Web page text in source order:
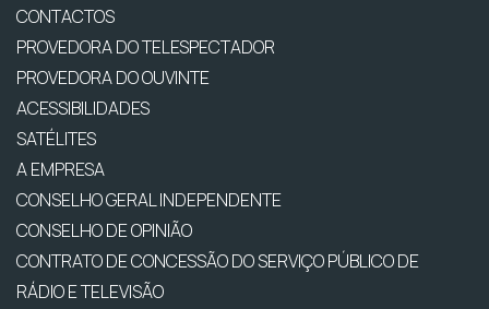
CONTACTOS
PROVEDORA DO TELESPECTADOR
PROVEDORA DO OUVINTE
ACESSIBILIDADES
SATÉLITES
A EMPRESA
CONSELHO GERAL INDEPENDENTE
CONSELHO DE OPINIÃO
CONTRATO DE CONCESSÃO DO SERVIÇO PÚBLICO DE
RÁDIO E TELEVISÃO